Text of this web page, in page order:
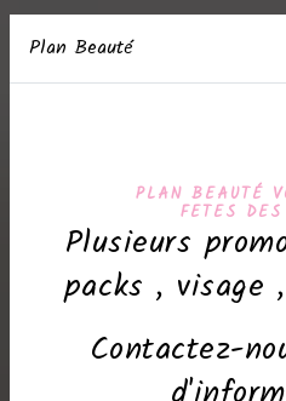
Plan Beauté
PLAN BEAUTÉ
FETES
Plusieurs
packs , visage
Contactez-